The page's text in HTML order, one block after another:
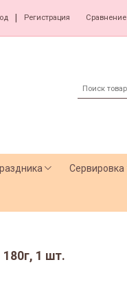
Регистрация Сравнение
Сервировка
180г, 1 шт.